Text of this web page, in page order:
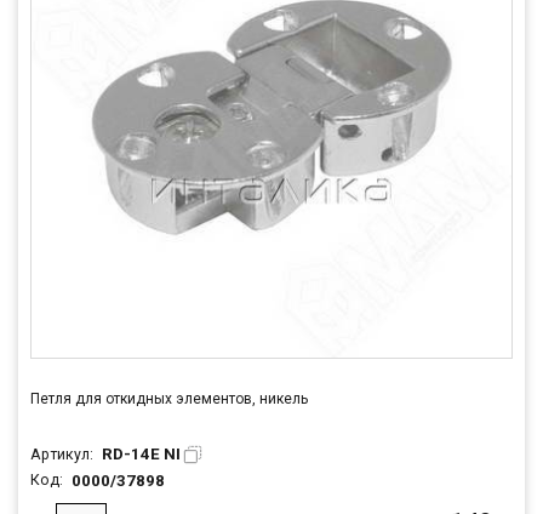
Петля для откидных элементов, никель
Артикул: RD-14E NI
Код: 0000/37898